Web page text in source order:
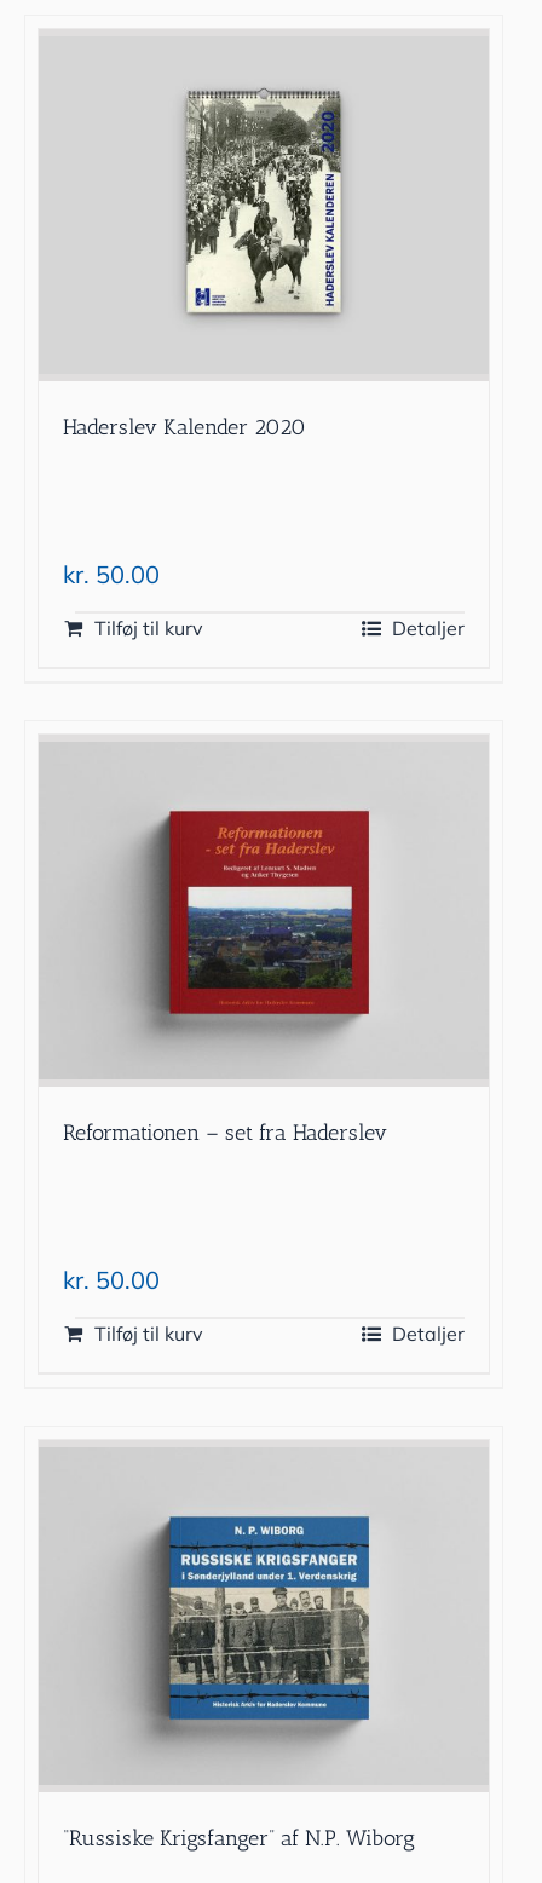
Haderslev Kalender 2020
kr. 50.00
Tilføj til kurv Detaljer
Reformationen – set fra Haderslev
kr. 50.00
Tilføj til kurv Detaljer
“Russiske Krigsfanger” af N.P. Wiborg